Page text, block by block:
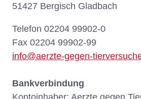
51427 Bergisch Gladbach
Telefon 02204 99902-0
Fax 02204 99902-99
info@aerzte-gegen-
Bankverbindung
Kontoinhaber: Aerzte gegen